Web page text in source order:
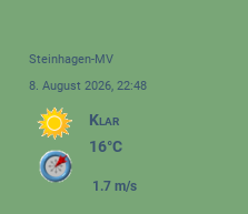
Steinhagen-MV
8. August 2026, 22:48
Klar
16°C
1.7 m/s